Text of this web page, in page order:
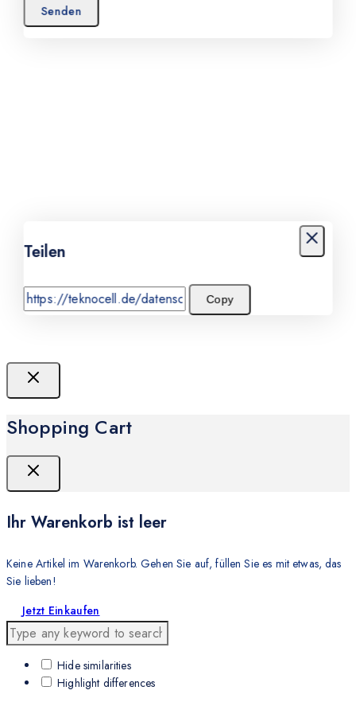
Teilen
Copy
Shopping Cart
Ihr Warenkorb ist leer
Keine Artikel im Warenkorb. Gehen Sie auf, füllen Sie es mit etwas, das
Sie lieben!
Jetzt Einkaufen
Hide similarities
Highlight differences